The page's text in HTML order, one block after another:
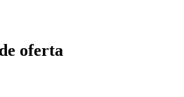
oferta